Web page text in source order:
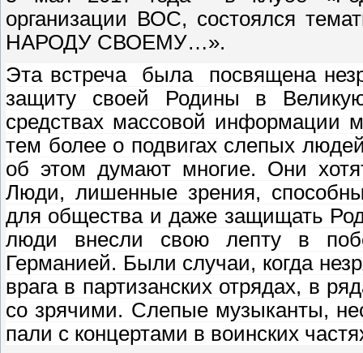
организации ВОС, состоялся
НАРОДУ СВОЕМУ…».
Эта встреча была посвящена
защиту своей Родины в
средствах массовой информации
тем более о подвигах слепых
об этом думают многие. Они
Люди, лишенные зрения,
для общества и даже защищать
люди внесли свою лепту в
Германией. Были случаи, когда
врага в партизанских отрядах, в
со зрячими. Слепые музыканты,
пали с концертами в воинских